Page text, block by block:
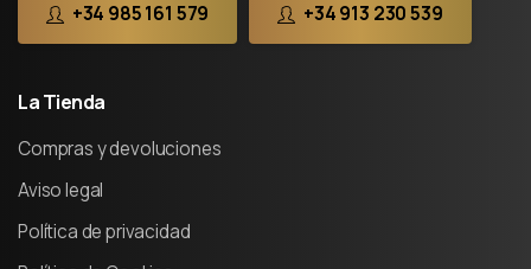
+34 985 161 579 +34 913 230 539
LaTienda
Compras y devoluciones
Aviso legal
Política de privacidad